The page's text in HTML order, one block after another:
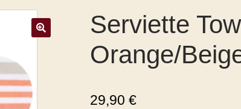
Serviette
Orange/
29,90 €